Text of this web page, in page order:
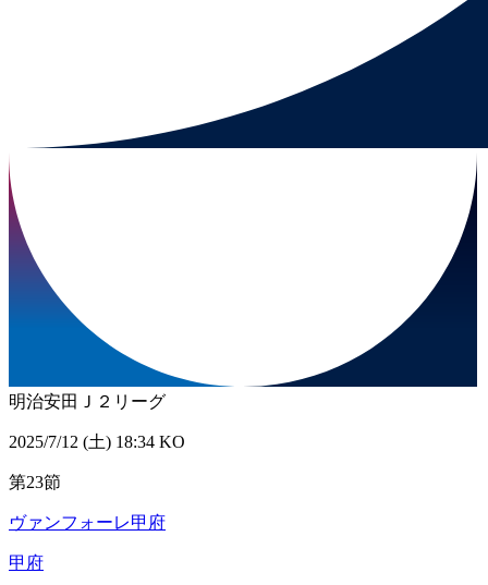
明治安田Ｊ２リーグ
2025/7/12 (土) 18:34 KO
第23節
ヴァンフォーレ甲府
甲府